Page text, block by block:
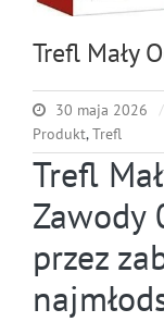
Trefl Mały
30 maja 2026
Produkt,Trefl
Trefl
Zawody
przez